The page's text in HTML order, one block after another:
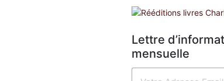
Lettre
mensuelle